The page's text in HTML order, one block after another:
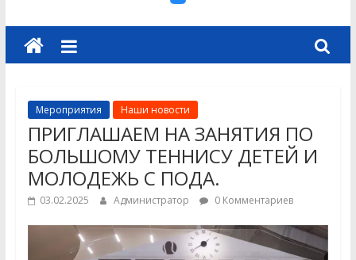
Мероприятия Наши новости
ПРИГЛАШАЕМ НА ЗАНЯТИЯ ПО
БОЛЬШОМУ ТЕННИСУ ДЕТЕЙ И
МОЛОДЕЖЬ С ПОДА.
03.02.2025 Администратор 0 Комментариев